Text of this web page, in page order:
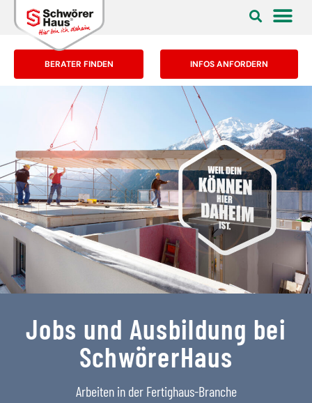
BERATER FINDEN INFOS ANFORDERN
Jobs und Ausbildung bei
SchwörerHaus
Arbeiten in der Fertighaus-Branche